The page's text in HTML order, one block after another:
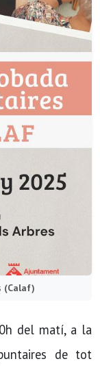
(Calaf)
del matí, a la
de tot